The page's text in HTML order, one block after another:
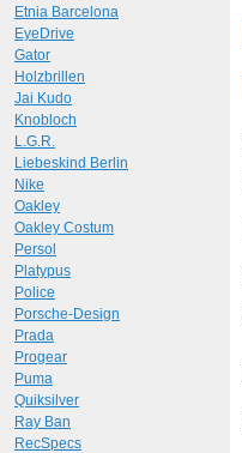
Etnia Barcelona
EyeDrive
Gator
Holzbrillen
Jai Kudo
Knobloch
L.G.R.
Liebeskind Berlin
Nike
Oakley
Oakley Costum
Persol
Platypus
Police
Porsche-Design
Prada
Progear
Puma
Quiksilver
Ray Ban
RecSpecs